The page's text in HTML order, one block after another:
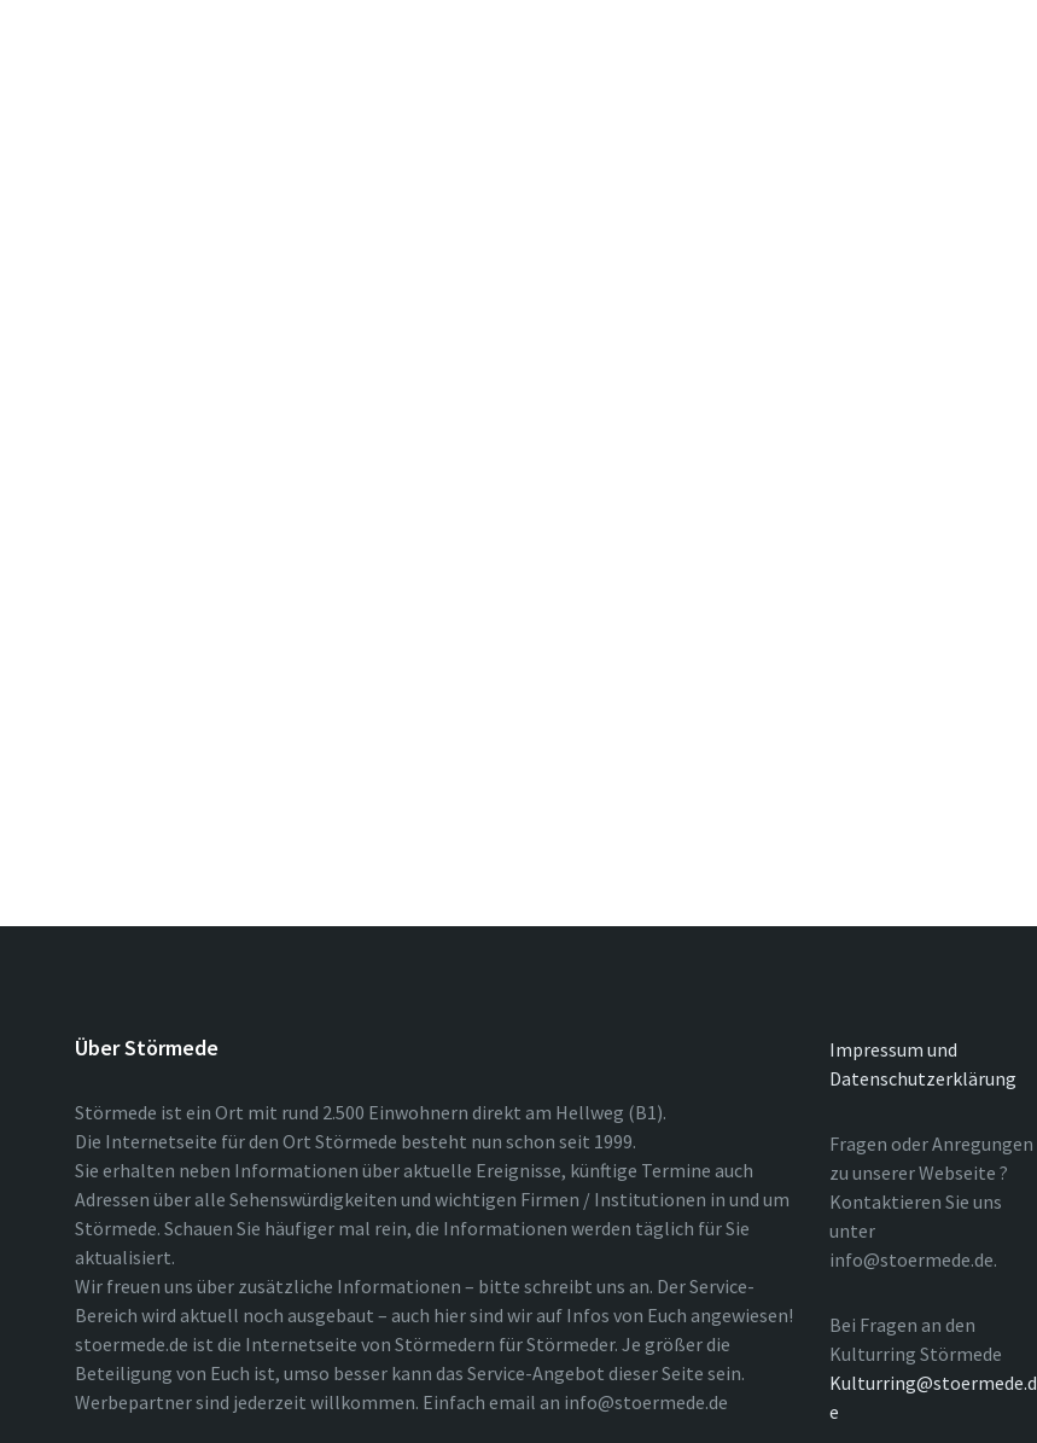
Über Störmede
Störmede ist ein Ort mit rund 2.500 Einwohnern direkt am Hellweg (B1).
Die Internetseite für den Ort Störmede besteht nun schon seit 1999.
Sie erhalten neben Informationen über aktuelle Ereignisse, künftige Termine auch
Adressen über alle Sehenswürdigkeiten und wichtigen Firmen / Institutionen in und um
Störmede. Schauen Sie häufiger mal rein, die Informationen werden täglich für Sie
aktualisiert.
Wir freuen uns über zusätzliche Informationen – bitte schreibt uns an. Der Service-
Bereich wird aktuell noch ausgebaut – auch hier sind wir auf Infos von Euch angewiesen!
stoermede.de ist die Internetseite von Störmedern für Störmeder. Je größer die
Beteiligung von Euch ist, umso besser kann das Service-Angebot dieser Seite sein.
Werbepartner sind jederzeit willkommen. Einfach email an info@stoermede.de
Impressum und
Datenschutzerklärung
Fragen oder Anregungen
zu unserer Webseite ?
Kontaktieren Sie uns
unter
info@stoermede.de.
Bei Fragen an den
Kulturring Störmede
Kulturring@stoermede.d
e